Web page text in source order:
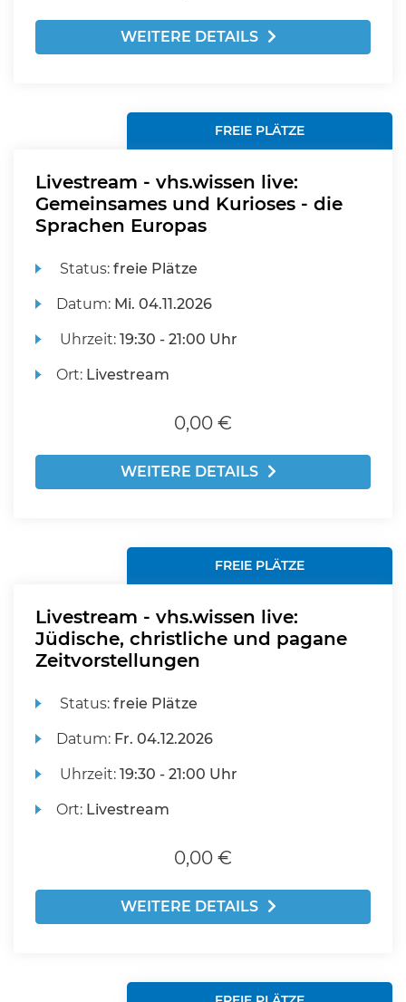
WEITERE DETAILS
FREIE PLÄTZE
Livestream - vhs.wissen live:
Gemeinsames und Kurioses - die
Sprachen Europas
Status:freie Plätze
Datum: Mi. 04.11.2026
Uhrzeit:19:30 - 21:00 Uhr
Ort: Livestream
0,00 €
WEITERE DETAILS
FREIE PLÄTZE
Livestream - vhs.wissen live:
Jüdische, christliche und pagane
Zeitvorstellungen
Status:freie Plätze
Datum: Fr. 04.12.2026
Uhrzeit:19:30 - 21:00 Uhr
Ort: Livestream
0,00 €
WEITERE DETAILS